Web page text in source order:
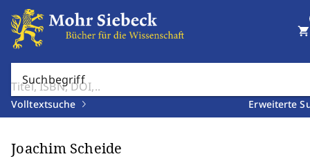
Suchbegriff
Volltextsuche Erweiterte
shopping_cart
Joachim Scheide